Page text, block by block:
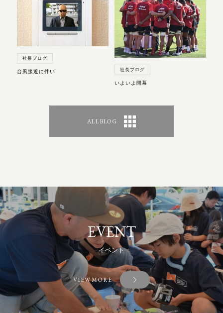
社長ブログ
台風接近に伴い 社長ブログ
いよいよ開幕
ALL BLOG
EVENT
イベント
VIEW MORE